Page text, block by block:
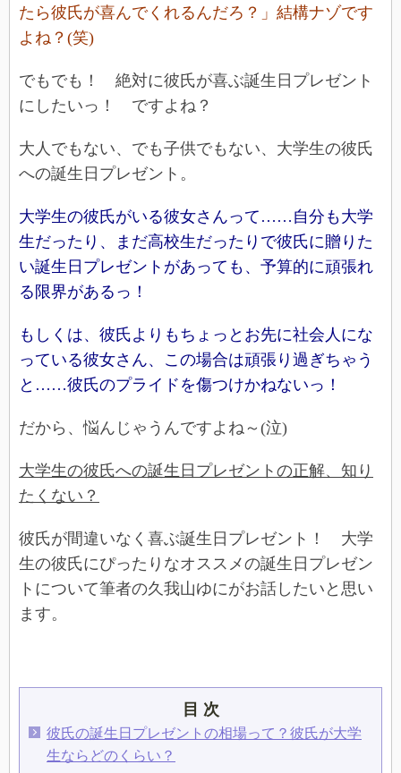
たら彼氏が喜んでくれるんだろ？」結構ナゾです
よね？(笑)
でもでも！ 絶対に彼氏が喜ぶ誕生日プレゼント
にしたいっ！ ですよね？
大人でもない、でも子供でもない、大学生の彼氏
への誕生日プレゼント。
大学生の彼氏がいる彼女さんって……自分も大学
生だったり、まだ高校生だったりで彼氏に贈りた
い誕生日プレゼントがあっても、予算的に頑張れ
る限界があるっ！
もしくは、彼氏よりもちょっとお先に社会人にな
っている彼女さん、この場合は頑張り過ぎちゃう
と……彼氏のプライドを傷つけかねないっ！
だから、悩んじゃうんですよね～(泣)
大学生の彼氏への誕生日プレゼントの正解、知り
たくない？
彼氏が間違いなく喜ぶ誕生日プレゼント！ 大学
生の彼氏にぴったりなオススメの誕生日プレゼン
トについて筆者の久我山ゆにがお話したいと思い
ます。
目 次
彼氏の誕生日プレゼントの相場って？彼氏が大学
生ならどのくらい？